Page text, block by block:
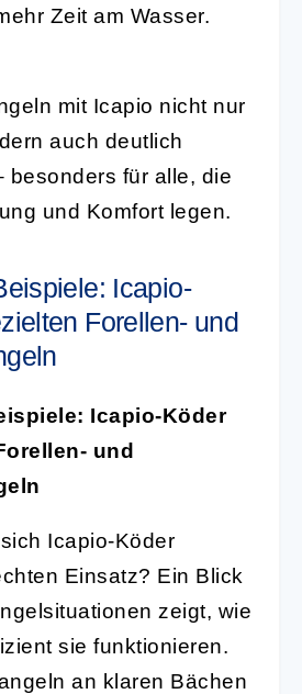
Zeit am Wasser.
mit Icapio nicht nur
auch deutlich
besonders für alle, die
und Komfort legen.
Icapio-
Forellen- und
Icapio-Köder
und
Icapio-Köder
Einsatz? Ein Blick
zeigt, wie
sie funktionieren.
an klaren Bächen